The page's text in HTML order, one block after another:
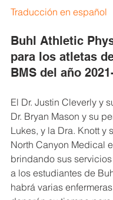
Traducción en español
Buhl Athletic
para los atletas
BMS del año
El Dr. Justin Cleverly y
Dr. Bryan Mason y su
Lukes, y la Dra. Knott y
North Canyon Medical
brindando sus
a los estudiantes de
habrá varias